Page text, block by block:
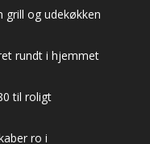
grill og udekøkken
rundt i hjemmet
til roligt
ro i